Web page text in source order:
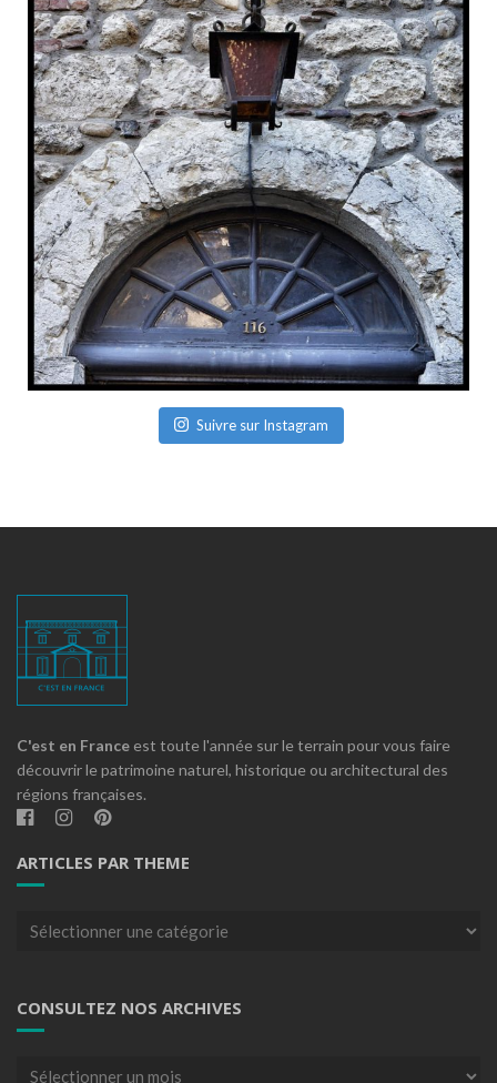
Suivre sur Instagram
C'est en France est toute l'année sur le terrain pour vous faire
découvrir le patrimoine naturel, historique ou architectural des
régions françaises.
ARTICLES PAR THEME
Articles
CONSULTEZ NOS ARCHIVES
Consultez